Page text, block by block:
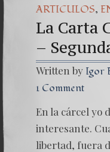
ARTICULOS,
La Carta
–
Written by Igor
1 Comment
En la cárcel yo
interesante.
libertad, fuera